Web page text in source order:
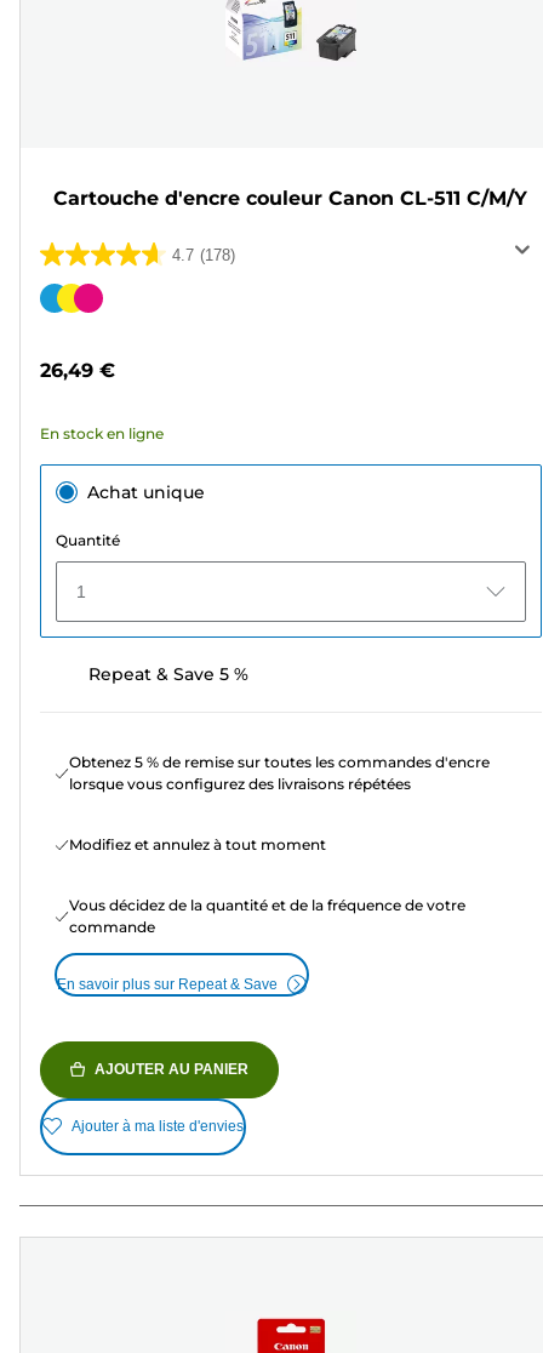
Cartouche d'encre couleur Canon CL-511 C/M/Y
4.7 (178)
4.7
sur
178
Cartouche
26,49 €
En stock en ligne
Achat unique
Quantité
1
Repeat & Save 5 %
Obtenez 5 % de remise sur toutes les commandes d'encre
lorsque vous configurez des livraisons répétées
Modifiez et annulez à tout moment
Vous décidez de la quantité et de la fréquence de votre
commande
En savoir plus sur Repeat & Save
AJOUTER AU PANIER
Ajouter à ma liste d'envies